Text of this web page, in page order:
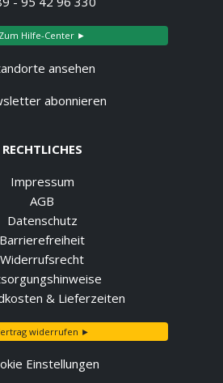
Zum Hilfe-Center ►
ansehen
abonnieren
RECHTLICHES
Impressum
AGB
Datenschutz
Barrierefreiheit
Widerrufsrecht
& Lieferzeiten
widerrufen ►
Einstellungen